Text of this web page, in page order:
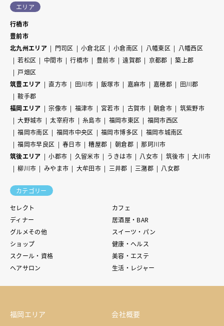
エリア
行橋市
豊前市
北九州エリア
門司区 小倉北区 小倉南区 八幡東区
八幡西区
若松区
中間市 行橋市 豊前市 遠賀郡 京都郡
築上郡
戸畑区
筑豊エリア
直方市 田川市 飯塚市 嘉麻市 嘉穂郡
田川郡
鞍手郡
福岡エリア
宗像市 福津市 宮若市 古賀市 朝倉市
筑紫野市
大野城市
太宰府市 糸島市 福岡市東区
福岡市西区
福岡市南区
福岡市中央区 福岡市博多区
福岡市城南区
福岡市早良区
春日市 糟屋郡 朝倉郡
那珂川市
筑後エリア
小郡市 久留米市 うきは市 八女市 筑後市
大川市
柳川市
みやま市 大牟田市 三井郡 三潴郡 八女郡
カテゴリー
セレクト
カフェ
ディナー
居酒屋・BAR
グルメその他
スイーツ・パン
ショップ
健康・ヘルス
スクール・資格
美容・エステ
ヘアサロン
生活・レジャー
福岡エリア
会社概要